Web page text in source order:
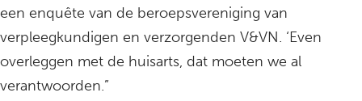
een enquête van de beroepsvereniging van
verpleegkundigen en verzorgenden V&VN. ‘Even
overleggen met de huisarts, dat moeten we al
verantwoorden.”